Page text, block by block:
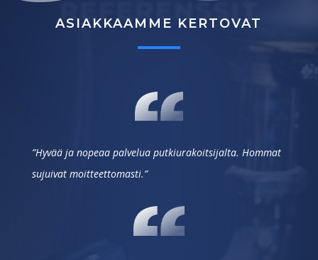
REFERENSSIT
ASIAKKAAMME KERTOVAT
”Hyvää ja nopeaa palvelua putkiurakoitsijalta. Hommat
sujuivat moitteettomasti.”